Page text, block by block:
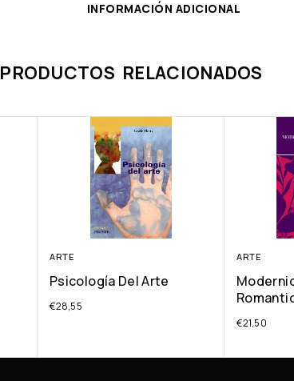
INFORMACIÓN ADICIONAL
PRODUCTOS RELACIONADOS
ARTE
Psicología Del Arte
€28,55
ARTE
€21,50